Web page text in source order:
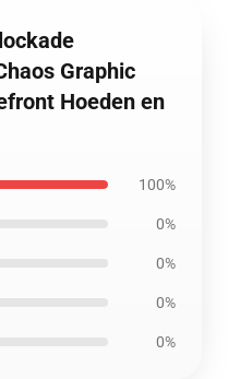
Graphic
Hoeden en
100%
0%
0%
0%
0%